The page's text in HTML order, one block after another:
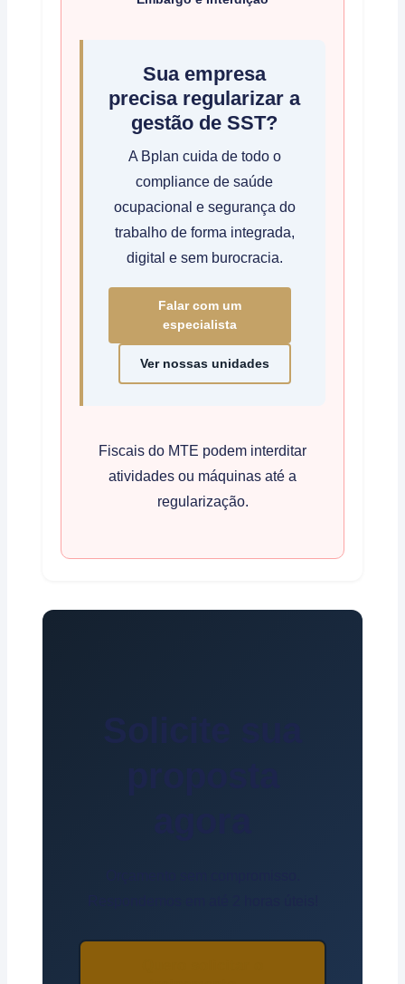
Sua empresa
precisa regularizar a
gestão de SST?
A Bplan cuida de todo o
compliance de saúde
ocupacional e segurança do
trabalho de forma integrada,
digital e sem burocracia.
Falar com um
especialista
Ver nossas unidades
Fiscais do MTE podem interditar
atividades ou máquinas até a
regularização.